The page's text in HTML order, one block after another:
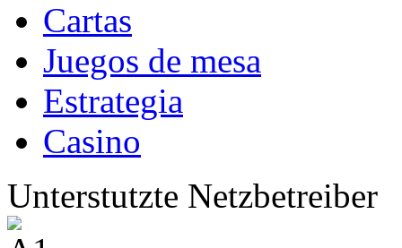
Cartas
Juegos de mesa
Estrategia
Casino
Unterstutzte Netzbetreiber